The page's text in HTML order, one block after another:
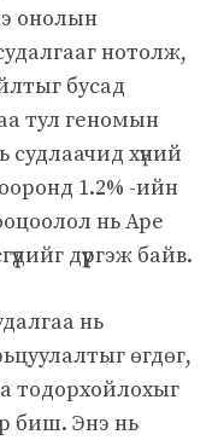
онолын
нотолж,
бусад
тул геномын
хүний
1.2% -ийн
нь Ape
дүүргэж байв.
нь
өгдөг,
тодорхойлохыг
биш. Энэ нь